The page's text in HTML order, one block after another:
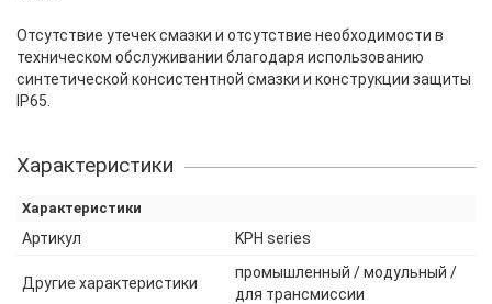
Отсутствие утечек смазки и отсутствие необходимости в
техническом обслуживании благодаря использованию
синтетической консистентной смазки и конструкции защиты
IP65.
Характеристики
Характеристики
Артикул KPH series
Другие характеристики
промышленный / модульный /
для трансмиссии